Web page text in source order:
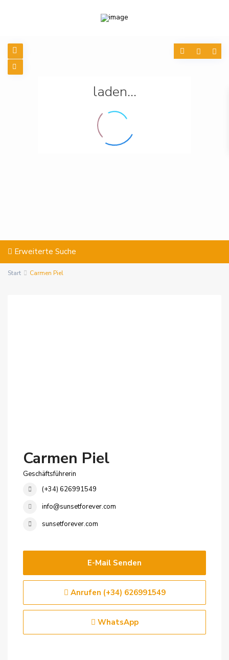
laden...
Erweiterte Suche
Start Carmen Piel
Carmen Piel
Geschäftsführerin
(+34) 626991549
info@sunsetforever.com
sunsetforever.com
E-Mail Senden
Anrufen (+34) 626991549
WhatsApp